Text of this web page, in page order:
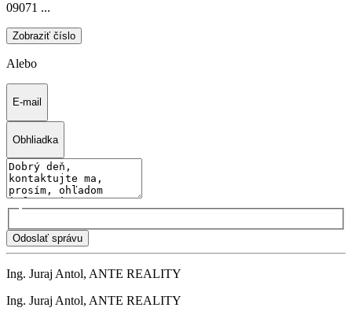
09071 ...
Zobraziť číslo
Alebo
E-mail
Obhliadka
Odoslať správu
Ing. Juraj Antol, ANTE REALITY
Ing. Juraj Antol, ANTE REALITY